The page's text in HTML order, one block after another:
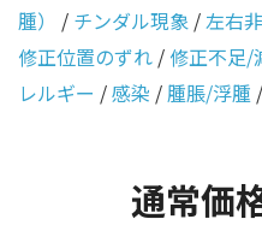
腫）
/ チンダル現象 /左右
修正位置のずれ /修正不足/
レルギー /感染 /腫脹/浮腫 /
通常価